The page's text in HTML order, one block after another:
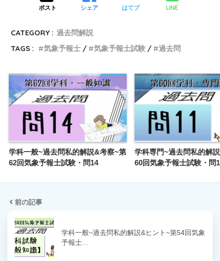
ポスト シェア はてブ LINE
CATEGORY : 過去問解説
TAGS :
気象予報士 気象予報士試験 過去問
学科一般~過去問私的解説&考察~第
62回気象予報士試験・問14
学科専門~過去問私的解
60回気象予報士試験・問
前の記事
学科一般~過去問私的解説&ヒント~第54回気象
予報士…